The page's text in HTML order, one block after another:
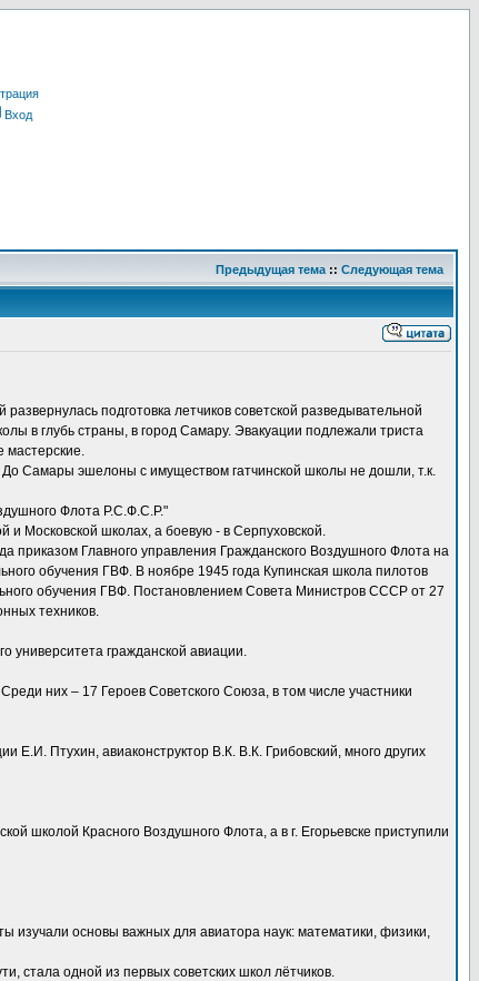
Вход
Предыдущая тема :: Следующая тема
подготовка летчиков советской разведывательной
в глубь страны, в город Самару. Эвакуации подлежали триста
мастерские.
Самары эшелоны с имуществом гатчинской школы не дошли, т.к.
Флота Р.С.Ф.С.Р."
и Московской школах, а боевую - в Серпуховской.
приказом Главного управления Гражданского Воздушного Флота на
обучения ГВФ. В ноябре 1945 года Купинская школа пилотов
обучения ГВФ. Постановлением Совета Министров СССР от 27
техников.
университета гражданской авиации.
них – 17 Героев Советского Союза, в том числе участники
Птухин, авиаконструктор В.К. В.К. Грибовский, много других
школой Красного Воздушного Флота, а в г. Егорьевске приступили
изучали основы важных для авиатора наук: математики, физики,
стала одной из первых советских школ лётчиков.